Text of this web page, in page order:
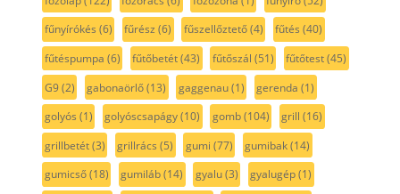
fűnyírókés (6) fűrész (6) fűszellőztető(4) fűtés (40)
fűtéspumpa (6) fűtőbetét(43) fűtőszál (51) fűtőtest(45)
G9(2) gabonaörlő(13) gaggenau(1) gerenda (1)
golyós (1) golyóscsapágy(10) gomb(104) grill (16)
grillbetét(3) grillrács (5) gumi (77) gumibak(14)
gumicső(18) gumiláb(14) gyalu(3) gyalugép(1)